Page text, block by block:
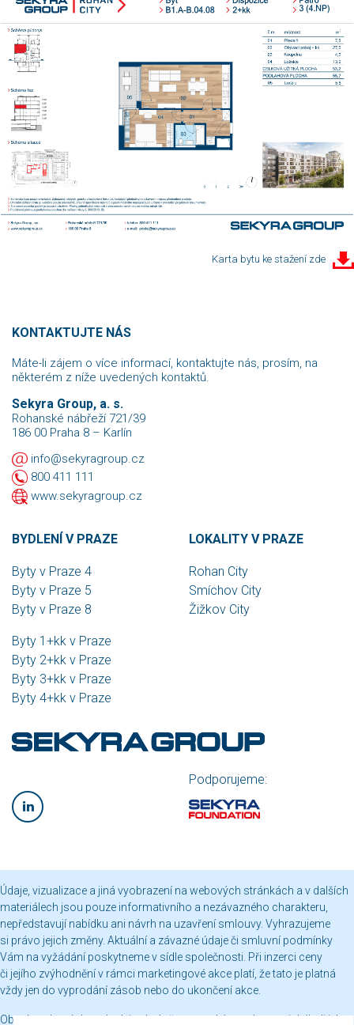
Karta bytu ke stažení zde
KONTAKTUJTE NÁS
Máte-li zájem o více informací, kontaktujte nás, prosím, na
některém z níže uvedených kontaktů.
Sekyra Group, a. s.
Rohanské nábřeží 721/39
186 00 Praha 8 – Karlín
info@sekyragroup.cz
800 411 111
www.sekyragroup.cz
LOKALITY V PRAZE
Rohan City
Smíchov City
Žižkov City
BYDLENÍ V PRAZE
Byty v Praze 4
Byty v Praze 5
Byty v Praze 8
Byty 1+kk v Praze
Byty 2+kk v Praze
Byty 3+kk v Praze
Byty 4+kk v Praze
Podporujeme:
Údaje, vizualizace a jiná vyobrazení na webových stránkách a v dalších
materiálech jsou pouze informativního a nezávazného charakteru,
nepředstavují nabídku ani návrh na uzavření smlouvy. Vyhrazujeme
si právo jejich změny. Aktuální a závazné údaje či smluvní podmínky
Vám na vyžádání poskytneme v sídle společnosti. Při inzerci ceny
či jejího zvýhodnění v rámci marketingové akce platí, že tato je platná
vždy jen do vyprodání zásob nebo do ukončení akce.
Obsah webových stránek je chráněn autorským právem a jakékoli jeho